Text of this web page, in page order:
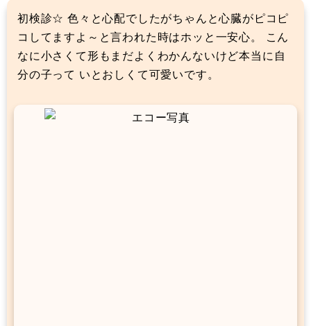
初検診☆ 色々と心配でしたがちゃんと心臓がピコピ
コしてますよ～と言われた時はホッと一安心。 こん
なに小さくて形もまだよくわかんないけど本当に自
分の子って いとおしくて可愛いです。